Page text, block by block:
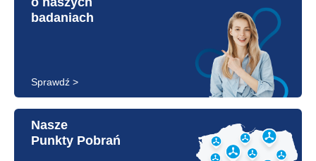
badaniach
Sprawdź >
Nasze
Punkty Pobrań